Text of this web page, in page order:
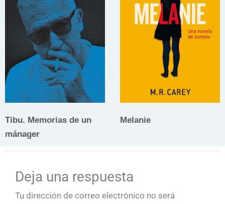
Tibu. Memorias de un
mánager
Melanie
Deja una respuesta
Tu dirección de correo electrónico no será